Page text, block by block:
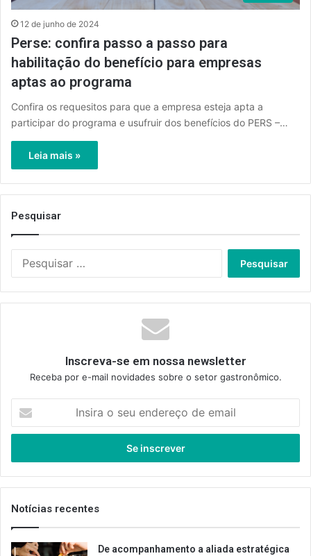
12 de junho de 2024
Perse: confira passo a passo para
habilitação do benefício para empresas
aptas ao programa
Confira os requesitos para que a empresa esteja apta a
participar do programa e usufruir dos benefícios do PERS –…
Leia mais »
Pesquisar
Inscreva-se em nossa newsletter
Receba por e-mail novidades sobre o setor gastronômico.
seu
de
email
Notícias recentes
De acompanhamento a aliada estratégica